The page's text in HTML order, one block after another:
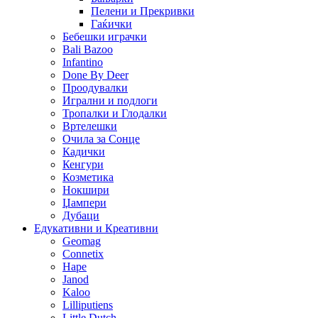
Пелени и Прекривки
Гаќички
Бебешки играчки
Bali Bazoo
Infantino
Done By Deer
Проодувалки
Игрални и подлоги
Тропалки и Глодалки
Вртелешки
Очила за Сонце
Кадички
Кенгури
Козметика
Нокшири
Џампери
Дубаци
Едукативни и Креативни
Geomag
Connetix
Hape
Janod
Kaloo
Lilliputiens